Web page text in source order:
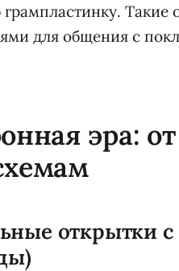
Такие
для общения с
эра:
открытки